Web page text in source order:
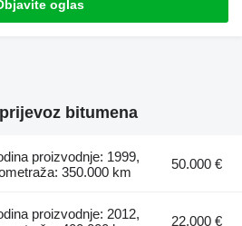
oglas
bitumena
proizvodnje: 1999,
350.000 km
50.000 €
proizvodnje: 2012,
22.000 €